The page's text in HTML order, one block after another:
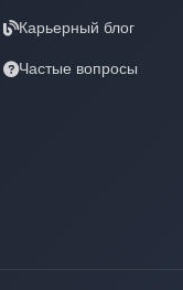
Карьерный блог
Частые вопросы